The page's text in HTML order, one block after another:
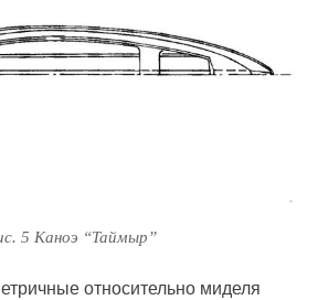
5 Каноэ “Таймыр”
относительно миделя